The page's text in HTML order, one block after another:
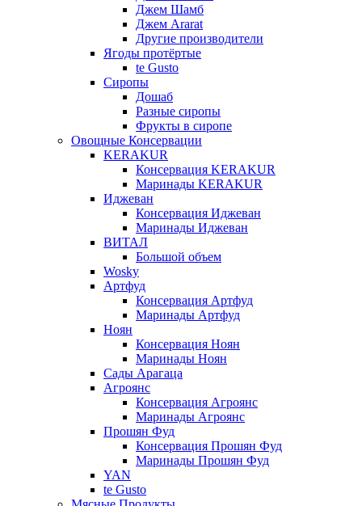
Джем Шамб
Джем Ararat
Другие производители
Ягоды протёртые
te Gusto
Сиропы
Дошаб
Разные сиропы
Фрукты в сиропе
Овощные Консервации
KERAKUR
Консервация KERAKUR
Маринады KERAKUR
Иджеван
Консервация Иджеван
Маринады Иджеван
ВИТАЛ
Большой объем
Wosky
Артфуд
Консервация Артфуд
Маринады Артфуд
Ноян
Консервация Ноян
Маринады Ноян
Сады Арагаца
Агроянс
Консервация Агроянс
Маринады Агроянс
Прошян Фуд
Консервация Прошян Фуд
Маринады Прошян Фуд
YAN
te Gusto